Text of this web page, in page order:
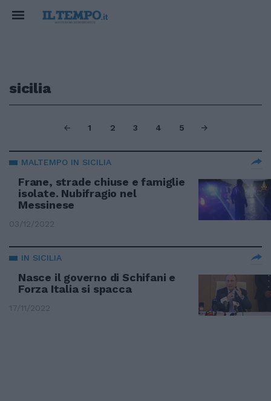
sicilia
1 2 3 4 5
MALTEMPO IN SICILIA
Frane, strade chiuse e famiglie
isolate. Nubifragio nel
Messinese
03/12/2022
IN SICILIA
Nasce il governo di Schifani e
Forza Italia si spacca
17/11/2022